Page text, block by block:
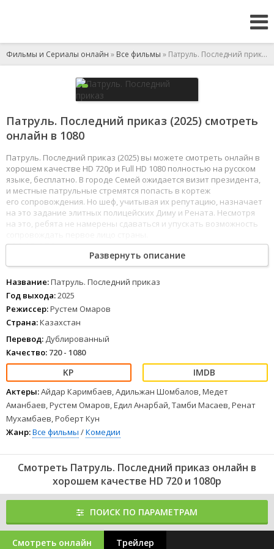
Фильмы и Сериалы онлайн » Все фильмы » Патруль. Последний приказ
Патруль. Последний приказ (2025) смотреть
онлайн в 1080
Патруль. Последний приказ (2025) вы можете смотреть онлайн в
хорошем качестве HD 720p и Full HD 1080 полностью на русском
языке, бесплатно. В городе Семей ожидается визит президента,
и местные патрульные стремятся попасть в кортеж
его сопровождения. Но шеф, учитывая их репутацию, назначает
на это задание элитных полицейских Диму и Рената. Несмотря
на это, ребята не намерены сдаваться и упускать возможность
12345 678
Развернуть описание
Название:Патруль. Последний приказ
Год выхода:2025
Режиссер:Рустем Омаров
Страна:Казахстан
Перевод: Дублированный
Качество: 720 - 1080
Актеры:Айдар Каримбаев, Адильжан Шомбалов, Медет
Аманбаев, Рустем Омаров, Едил Анарбай, Тамби Масаев, Ренат
Мухамбаев, Роберт Кун
Жанр:Все фильмы /Комедии
Смотреть Патруль. Последний приказ онлайн в
хорошем качестве HD 720 и 1080p
ПОИСК ПО ПАРАМЕТРАМ
Смотреть онлайн Трейлер